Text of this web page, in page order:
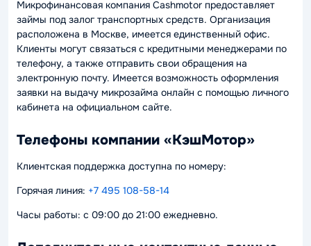
Микрофинансовая компания Cashmotor предоставляет
займы под залог транспортных средств. Организация
расположена в Москве, имеется единственный офис.
Клиенты могут связаться с кредитными менеджерами по
телефону, а также отправить свои обращения на
электронную почту. Имеется возможность оформления
заявки на выдачу микрозайма онлайн с помощью личного
кабинета на официальном сайте.
Телефоны компании «КэшМотор»
Клиентская поддержка доступна по номеру:
Горячая линия: +7 495 108-58-14
Часы работы: с 09:00 до 21:00 ежедневно.